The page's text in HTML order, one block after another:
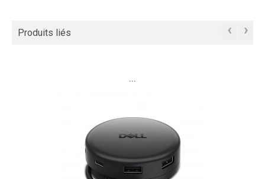
Produits liés ‹ ›
```